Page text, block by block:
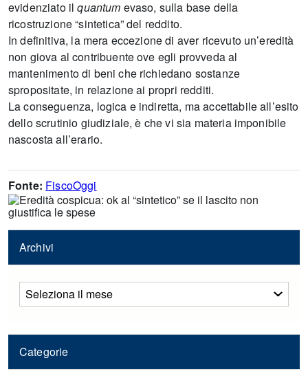
evidenziato ilquantum evaso, sulla base della
ricostruzione “sintetica” del reddito.
In definitiva, la mera eccezione di aver ricevuto un’eredità
non giova al contribuente ove egli provveda al
mantenimento di beni che richiedano sostanze
spropositate, in relazione ai propri redditi.
La conseguenza, logica e indiretta, ma accettabile all’esito
dello scrutinio giudiziale, è che vi sia materia imponibile
nascosta all’erario.
Fonte: FiscoOggi
Archivi
Archivi
Categorie